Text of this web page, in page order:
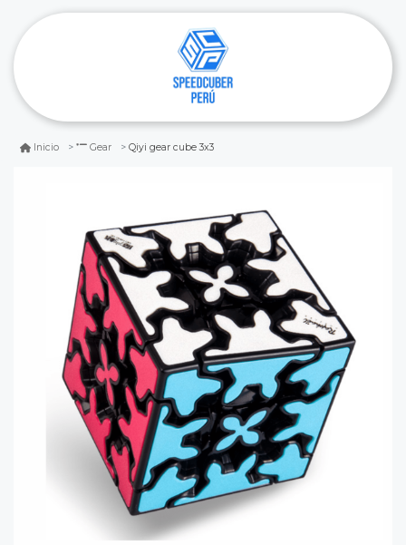
Inicio Gear Qiyi gear cube 3x3